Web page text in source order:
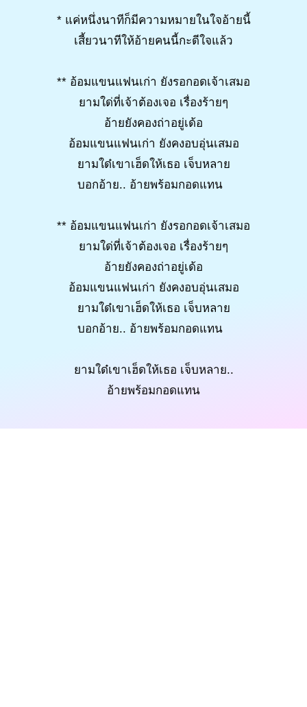
* แค่หนึ่งนาทีก็มีความหมายในใจอ้ายนี้
เสี้ยวนาทีให้อ้ายคนนี้กะดีใจแล้ว
** อ้อมแขนแฟนเก่า ยังรอกอดเจ้าเสมอ
ยามใด่ที่เจ้าต้องเจอ เรื่องร้ายๆ
อ้ายยังคองถ่าอยู่เด้อ
อ้อมแขนแฟนเก่า ยังคงอบอุ่นเสมอ
ยามใด๋เขาเฮ็ดให้เธอ เจ็บหลาย
บอกอ้าย.. อ้ายพร้อมกอดแทน
** อ้อมแขนแฟนเก่า ยังรอกอดเจ้าเสมอ
ยามใด่ที่เจ้าต้องเจอ เรื่องร้ายๆ
อ้ายยังคองถ่าอยู่เด้อ
อ้อมแขนแฟนเก่า ยังคงอบอุ่นเสมอ
ยามใด๋เขาเฮ็ดให้เธอ เจ็บหลาย
บอกอ้าย.. อ้ายพร้อมกอดแทน
ยามใด๋เขาเฮ็ดให้เธอ เจ็บหลาย..
อ้ายพร้อมกอดแทน